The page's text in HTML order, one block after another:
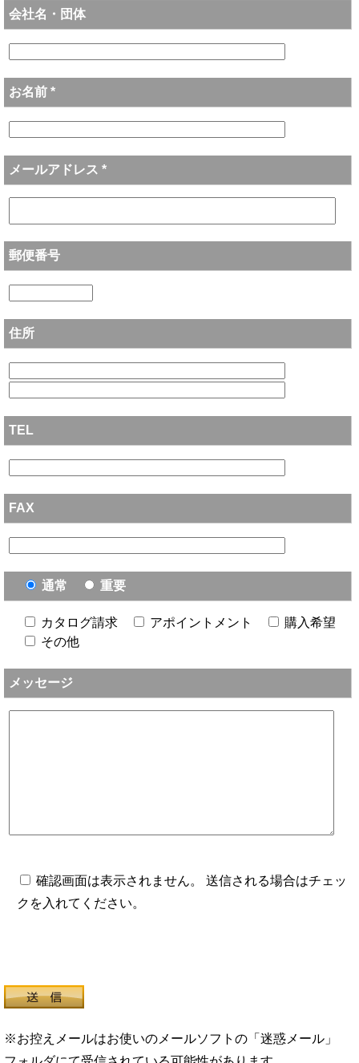
会社名・団体
お名前 *
メールアドレス *
郵便番号
住所
TEL
FAX
通常 重要
カタログ請求 アポイントメント
購入希望
その他
メッセージ
確認画面は表示されません。 送信される場合はチェッ
クを入れてください。
※お控えメールはお使いのメールソフトの「迷惑メール」